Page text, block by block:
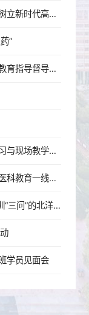
【学习教育】人文艺术学院教师刘垚瑶：树立新时代高校党员教师的正确政绩观
”
天津大学召开树立和践行正确政绩观学习教育指导督导工作推进会
第三期青骨班、第二期青干班开展专题学习与现场教学活动
【学习教育】医学院教师白艳茹：在边疆医科教育一线践行育人初心
纪念张含英诞辰126周年｜用一生回答校训“三问”的北洋老校长
学员见面会